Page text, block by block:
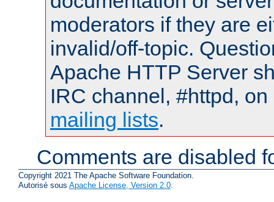
moderators if they are
invalid/off-topic.
Apache HTTP Server
IRC channel, #httpd,
mailing lists.
Comments are disabled
Copyright 2021 The Apache Software Foundation.
Autorisé sous Apache License, Version 2.0.